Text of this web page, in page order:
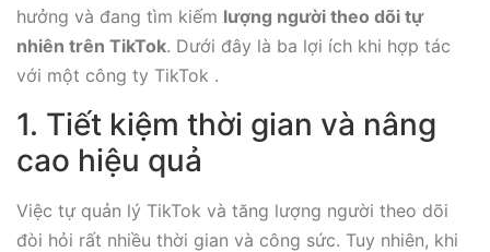
hưởng và đang tìm kiếm lượng người theo dõi tự
nhiên trên TikTok. Dưới đây là ba lợi ích khi hợp tác
với một công ty TikTok .
1. Tiết kiệm thời gian và nâng
cao hiệu quả
Việc tự quản lý TikTok và tăng lượng người theo dõi
đòi hỏi rất nhiều thời gian và công sức. Tuy nhiên, khi